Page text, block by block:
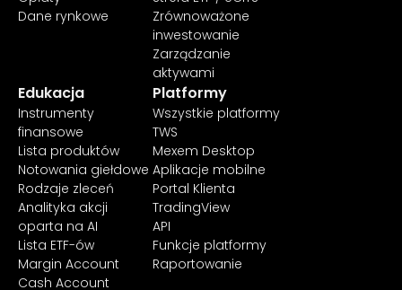
Dane rynkowe
Zrównoważone
inwestowanie
Zarządzanie
aktywami
Edukacja
Instrumenty
finansowe
Lista produktów
Notowania giełdowe
Rodzaje zleceń
Analityka akcji
oparta na AI
Lista ETF-ów
Margin Account
Cash Account
Platformy
Wszystkie platformy
TWS
Mexem Desktop
Aplikacje mobilne
Portal Klienta
TradingView
API
Funkcje platformy
Raportowanie